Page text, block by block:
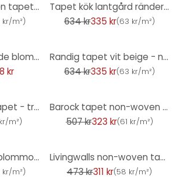
Sten tapet 3D sten tapet brun non-woven tapet steneffekt vardagsrum, kök
m²)
Tapet kök lantgård ränder non-woven tapet ljusblå vit skandinavisk matsal av A.S. Création
634 kr335 kr(63 kr/m²)
Bukett med torkade blommor tapet - blommig tapet - Treechild
kr
Randig tapet vit beige - non-woven tapet konst A.S. Création - matt och lätt strukturerad
634 kr335 kr(63 kr/m²)
3D vertikal blind tapet - träutseende non-woven tapet av A.S. Creation beige, svart, brun
m²)
Barock tapet non-woven tapet Livingwalls Metropolitan Stories Barock tapet av A.S. Création 379011 i
507 kr323 kr(61 kr/m²)
Tapet blommiga blommor svart röd vintage blommig tapet vardagsrum non-woven tapet
m²)
Livingwalls non-woven tapet Metropolitan Stories djungeltapet Nala Cape Town brun, gul, grön
473 kr311 kr(58 kr/m²)